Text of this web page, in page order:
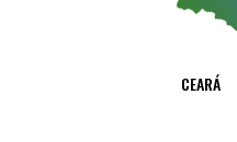
CEARÁ